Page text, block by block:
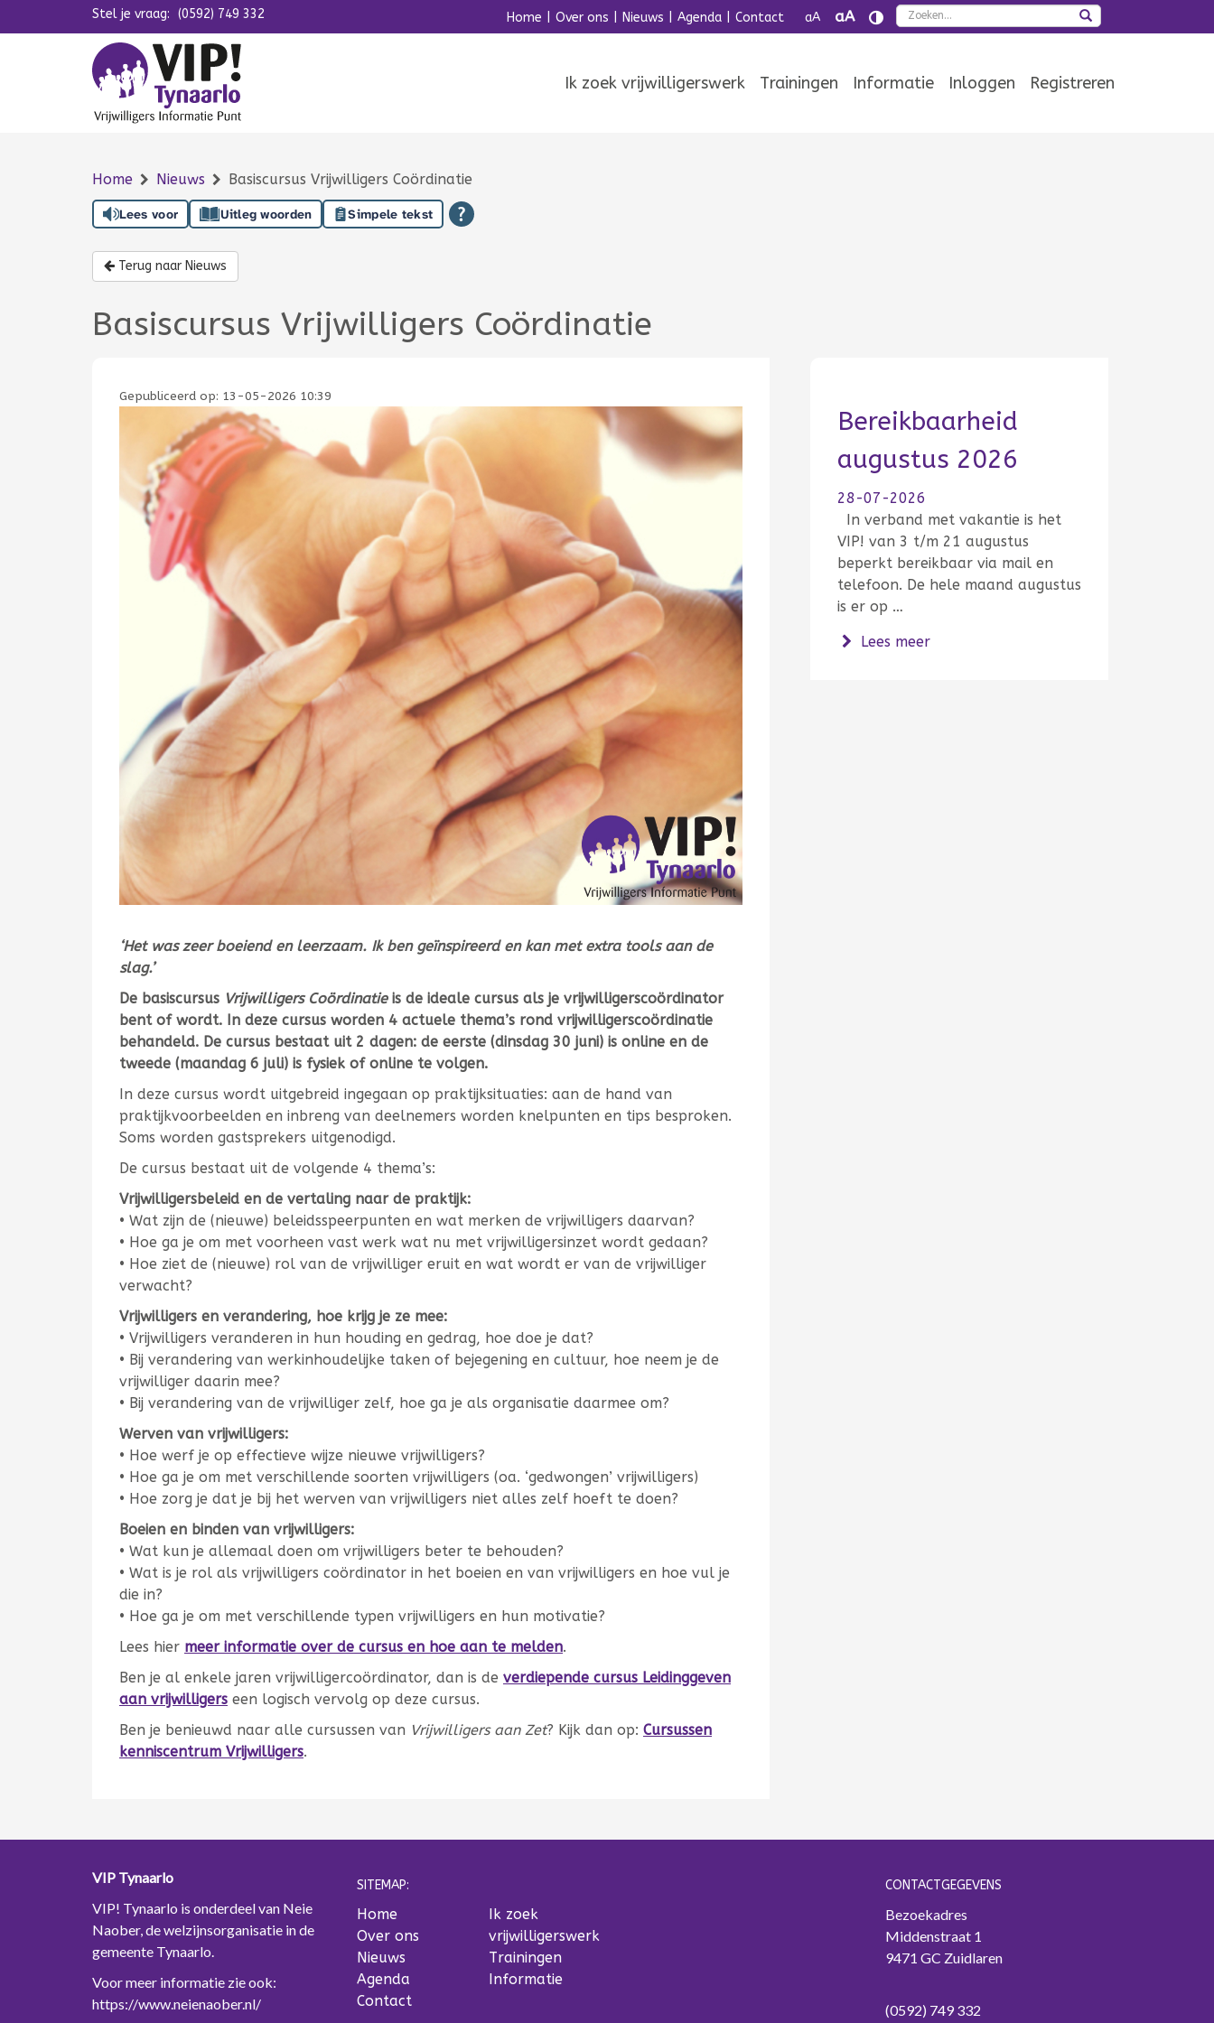
Navigatie overslaan
Stel je vraag: (0592) 749 332 Home Over ons Nieuws Agenda Contact aA aA Zoeken
Ik zoek vrijwilligerswerk Trainingen Informatie Inloggen Registreren
Home Nieuws Basiscursus Vrijwilligers Coördinatie
Lees voor Uitleg woorden Simpele tekst
Terug naar Nieuws
Basiscursus Vrijwilligers Coördinatie
Gepubliceerd op: 13-05-2026 10:39
‘Het was zeer boeiend en leerzaam. Ik ben geïnspireerd en kan met extra tools aan de
slag.’
De basiscursus Vrijwilligers Coördinatieis de ideale cursus als je vrijwilligerscoördinator
bent of wordt. In deze cursus worden 4 actuele thema’s rond vrijwilligerscoördinatie
behandeld. De cursus bestaat uit 2 dagen: de eerste (dinsdag 30 juni) is online en de
tweede (maandag 6 juli) is fysiek of online te volgen.
In deze cursus wordt uitgebreid ingegaan op praktijksituaties: aan de hand van
praktijkvoorbeelden en inbreng van deelnemers worden knelpunten en tips besproken.
Soms worden gastsprekers uitgenodigd.
De cursus bestaat uit de volgende 4 thema’s:
Vrijwilligersbeleid en de vertaling naar de praktijk:
• Wat zijn de (nieuwe) beleidsspeerpunten en wat merken de vrijwilligers daarvan?
• Hoe ga je om met voorheen vast werk wat nu met vrijwilligersinzet wordt gedaan?
• Hoe ziet de (nieuwe) rol van de vrijwilliger eruit en wat wordt er van de vrijwilliger
verwacht?
Vrijwilligers en verandering, hoe krijg je ze mee:
• Vrijwilligers veranderen in hun houding en gedrag, hoe doe je dat?
• Bij verandering van werkinhoudelijke taken of bejegening en cultuur, hoe neem je de
vrijwilliger daarin mee?
• Bij verandering van de vrijwilliger zelf, hoe ga je als organisatie daarmee om?
Werven van vrijwilligers:
• Hoe werf je op effectieve wijze nieuwe vrijwilligers?
• Hoe ga je om met verschillende soorten vrijwilligers (oa. ‘gedwongen’ vrijwilligers)
• Hoe zorg je dat je bij het werven van vrijwilligers niet alles zelf hoeft te doen?
Boeien en binden van vrijwilligers:
• Wat kun je allemaal doen om vrijwilligers beter te behouden?
• Wat is je rol als vrijwilligers coördinator in het boeien en van vrijwilligers en hoe vul je
die in?
• Hoe ga je om met verschillende typen vrijwilligers en hun motivatie?
Lees hier meer informatie over de cursus en hoe aan te melden.
Ben je al enkele jaren vrijwilligercoördinator, dan is de verdiepende cursus Leidinggeven
aan vrijwilligers een logisch vervolg op deze cursus.
Ben je benieuwd naar alle cursussen van Vrijwilligers aan Zet? Kijk dan op: Cursussen
kenniscentrum Vrijwilligers.
Bereikbaarheid
augustus 2026
28-07-2026
In verband met vakantie is het
VIP! van 3 t/m 21 augustus
beperkt bereikbaar via mail en
telefoon. De hele maand augustus
is er op …
Lees meerover Bereikbaarheid augustus 2026
VIP Tynaarlo
VIP! Tynaarlo is onderdeel van Neie
Naober, de welzijnsorganisatie in de
gemeente Tynaarlo.
Voor meer informatie zie ook:
https://www.neienaober.nl/
SITEMAP:
Home
Over ons
Nieuws
Agenda
Contact
Ik zoek
vrijwilligerswerk
Trainingen
Informatie
CONTACTGEGEVENS
Bezoekadres
Middenstraat 1
9471 GC Zuidlaren
(0592) 749 332